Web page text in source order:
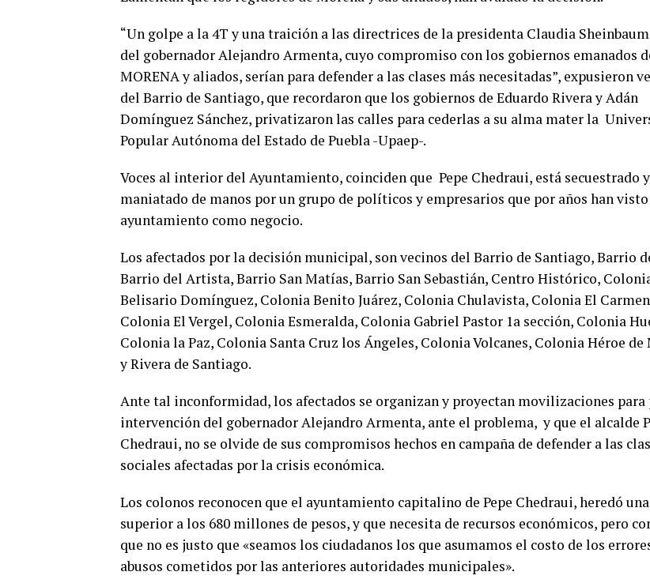
“Un golpe a la 4T y una traición a las directrices de la presidenta Claudia
del gobernador Alejandro Armenta, cuyo compromiso con los gobiernos emanados
MORENA y aliados, serían para defender a las clases más necesitadas”, expusieron
del Barrio de Santiago, que recordaron que los gobiernos de Eduardo Rivera y Adán
Domínguez Sánchez, privatizaron las calles para cederlas a su alma mater la
Popular Autónoma del Estado de Puebla -Upaep-.
Voces al interior del Ayuntamiento, coinciden que Pepe Chedraui, está secuestrado y
maniatado de manos por un grupo de políticos y empresarios que por años han
ayuntamiento como negocio.
Los afectados por la decisión municipal, son vecinos del Barrio de Santiago, Barrio
Barrio del Artista, Barrio San Matías, Barrio San Sebastián, Centro Histórico,
Belisario Domínguez, Colonia Benito Juárez, Colonia Chulavista, Colonia El
Colonia El Vergel, Colonia Esmeralda, Colonia Gabriel Pastor 1a sección, Colonia
Colonia la Paz, Colonia Santa Cruz los Ángeles, Colonia Volcanes, Colonia Héroe de
y Rivera de Santiago.
Ante tal inconformidad, los afectados se organizan y proyectan movilizaciones
intervención del gobernador Alejandro Armenta, ante el problema, y que el alcalde
Chedraui, no se olvide de sus compromisos hechos en campaña de defender a las
sociales afectadas por la crisis económica.
Los colonos reconocen que el ayuntamiento capitalino de Pepe Chedraui, heredó
superior a los 680 millones de pesos, y que necesita de recursos económicos, pero
que no es justo que «seamos los ciudadanos los que asumamos el costo de los
abusos cometidos por las anteriores autoridades municipales».